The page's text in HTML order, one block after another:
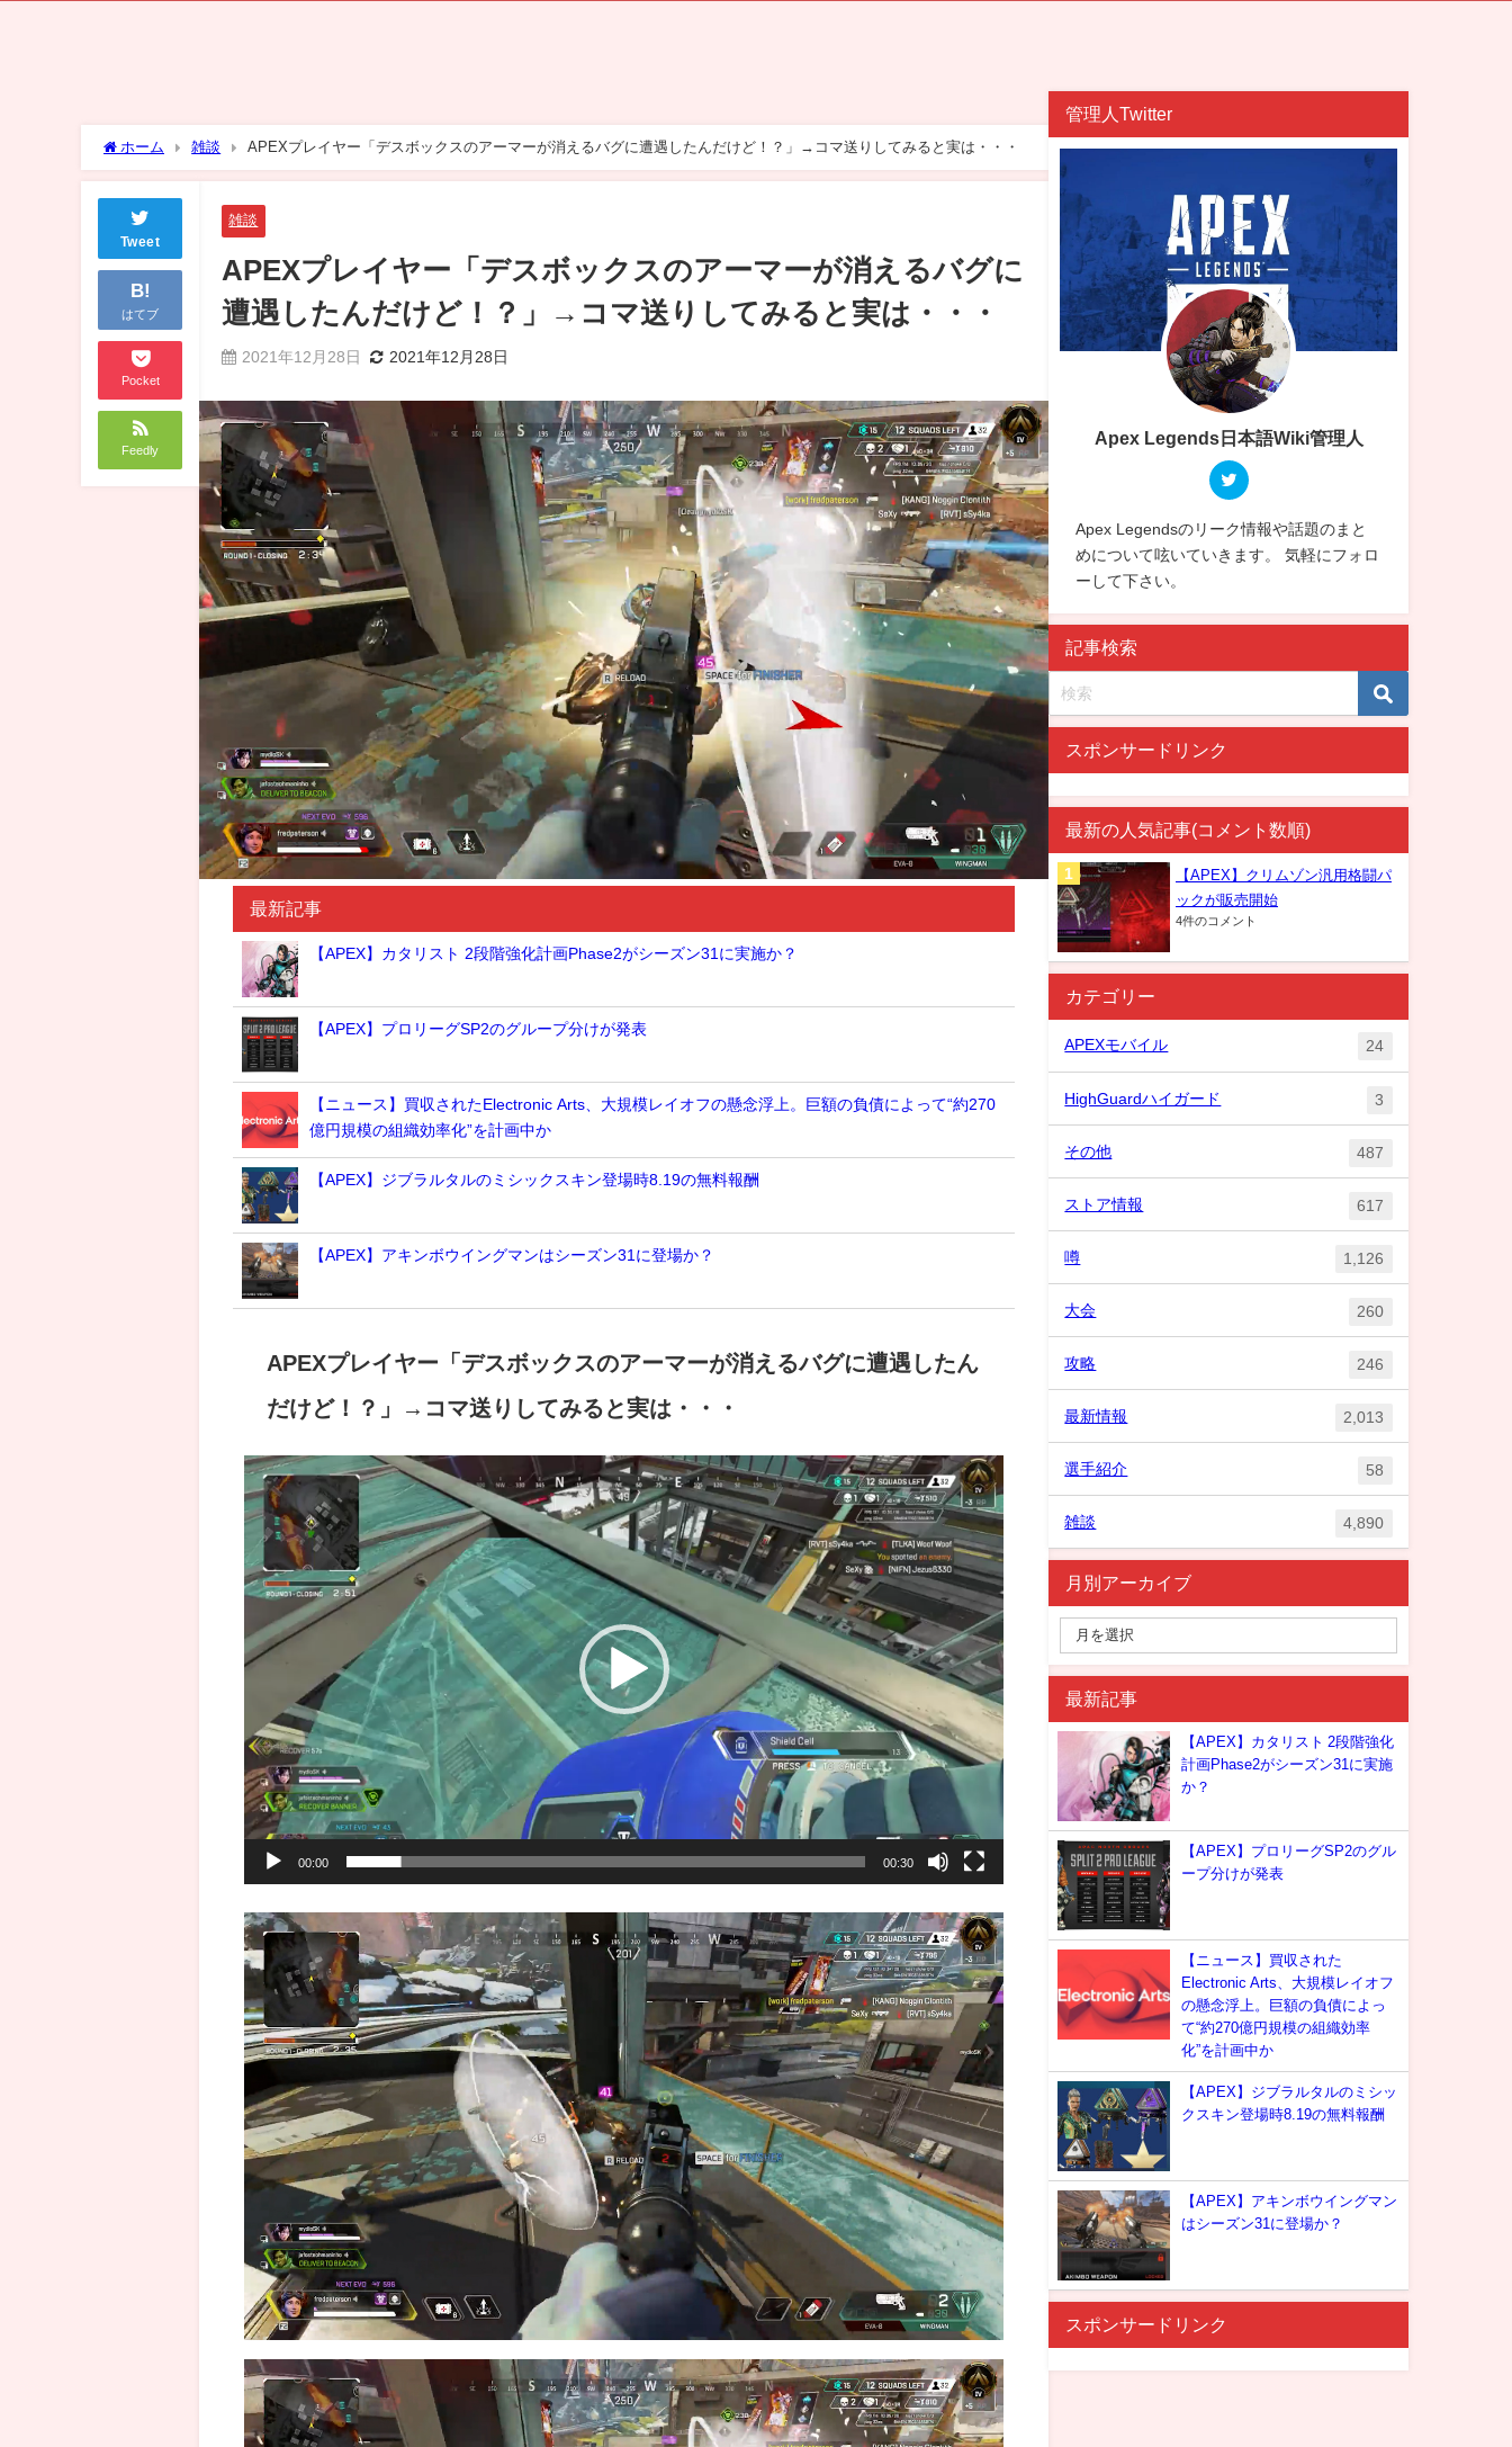
ホーム 雑談 APEXプレイヤー「デスボックスのアーマーが消えるバグに遭遇したんだけど！？」→コマ送りしてみると実は・・・
Tweet
B!
はてブ
Pocket
Feedly
雑談
APEXプレイヤー「デスボックスのアーマーが消えるバグに
遭遇したんだけど！？」→コマ送りしてみると実は・・・
2021年12月28日 2021年12月28日
最新記事
【APEX】カタリスト 2段階強化計画Phase2がシーズン31に実施か？
【APEX】プロリーグSP2のグループ分けが発表
【ニュース】買収されたElectronic Arts、大規模レイオフの懸念浮上。巨額の負債によって“約270
億円規模の組織効率化”を計画中か
【APEX】ジブラルタルのミシックスキン登場時8.19の無料報酬
【APEX】アキンボウイングマンはシーズン31に登場か？
APEXプレイヤー「デスボックスのアーマーが消えるバグに遭遇したん
だけど！？」→コマ送りしてみると実は・・・
動
画
プ
レ
ヤ
ー
00:00 00:30
管理人Twitter
Apex Legends日本語Wiki管理人
Apex Legendsのリーク情報や話題のまと
めについて呟いていきます。 気軽にフォロ
ーして下さい。
記事検索
スポンサードリンク
最新の人気記事(コメント数順)
【APEX】クリムゾン汎用格闘パ
ックが販売開始
4件のコメント
カテゴリー
APEXモバイル 24
HighGuardハイガード 3
その他 487
ストア情報 617
噂 1,126
大会 260
攻略 246
最新情報 2,013
選手紹介 58
雑談 4,890
月別アーカイブ
最新記事
【APEX】カタリスト 2段階強化
計画Phase2がシーズン31に実施
か？
【APEX】プロリーグSP2のグル
ープ分けが発表
【ニュース】買収された
Electronic Arts、大規模レイオフ
の懸念浮上。巨額の負債によっ
て“約270億円規模の組織効率
化”を計画中か
【APEX】ジブラルタルのミシッ
クスキン登場時8.19の無料報酬
【APEX】アキンボウイングマン
はシーズン31に登場か？
スポンサードリンク